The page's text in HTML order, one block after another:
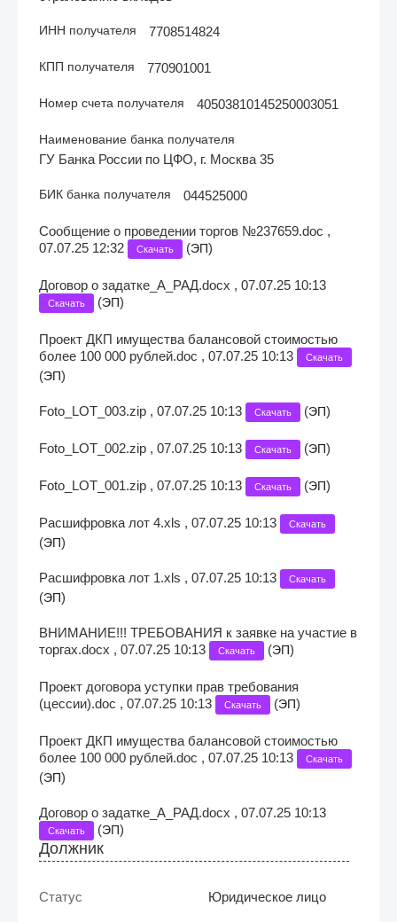
ИНН получателя 7708514824
КПП получателя 770901001
Номер счета получателя 40503810145250003051
Наименование банка получателя
ГУ Банка России по ЦФО, г. Москва 35
БИК банка получателя 044525000
Сообщение о проведении торгов №237659.doc ,
07.07.25 12:32
Скачать (ЭП)
Договор о задатке_А_РАД.docx , 07.07.25 10:13
Скачать (ЭП)
Проект ДКП имущества балансовой стоимостью
более 100 000 рублей.doc , 07.07.25 10:13
Скачать
(ЭП)
Foto_LOT_003.zip , 07.07.25 10:13 Скачать (ЭП)
Foto_LOT_002.zip , 07.07.25 10:13 Скачать (ЭП)
Foto_LOT_001.zip , 07.07.25 10:13 Скачать (ЭП)
Расшифровка лот 4.xls , 07.07.25 10:13 Скачать
(ЭП)
Расшифровка лот 1.xls , 07.07.25 10:13 Скачать
(ЭП)
ВНИМАНИЕ!!! ТРЕБОВАНИЯ к заявке на участие в
торгах.docx , 07.07.25 10:13
Скачать (ЭП)
Проект договора уступки прав требования
(цессии).doc , 07.07.25 10:13
Скачать (ЭП)
Проект ДКП имущества балансовой стоимостью
более 100 000 рублей.doc , 07.07.25 10:13
Скачать
(ЭП)
Договор о задатке_А_РАД.docx , 07.07.25 10:13
Скачать (ЭП)
Должник
Статус Юридическое лицо